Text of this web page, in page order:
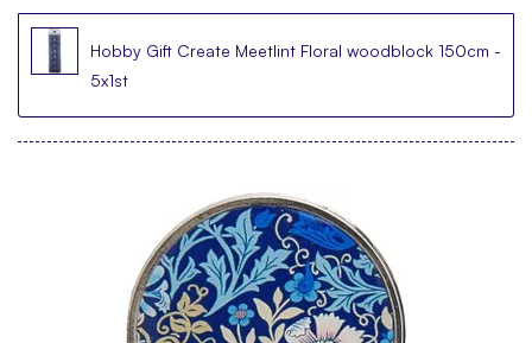
Hobby Gift Create Meetlint Floral woodblock 150cm -
5x1st